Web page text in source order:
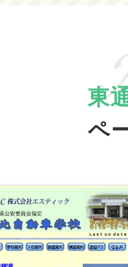
東
ペ